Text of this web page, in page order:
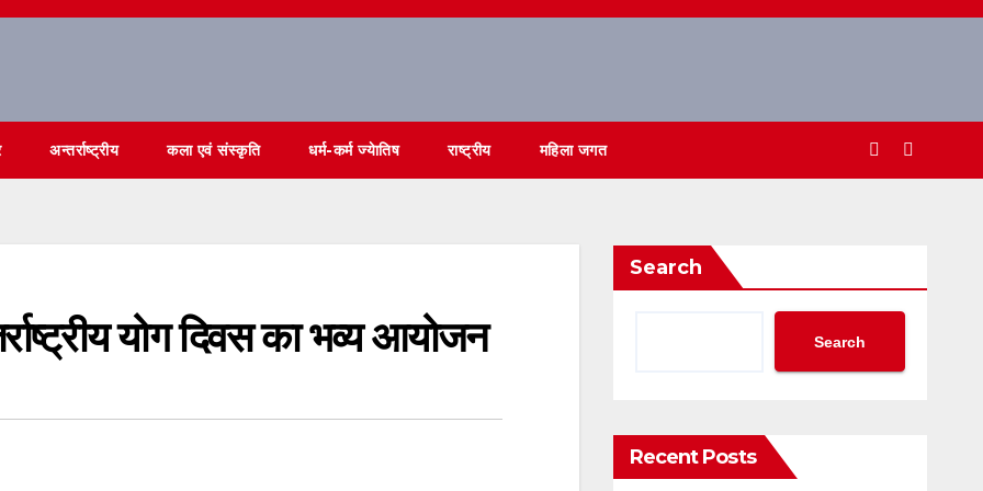
अन्तर्राष्ट्रीय कला एवं संस्कृति धर्म-कर्म ज्येातिष राष्ट्रीय महिला जगत
योग दिवस का भव्य आयोजन
Search
Search
Recent Posts